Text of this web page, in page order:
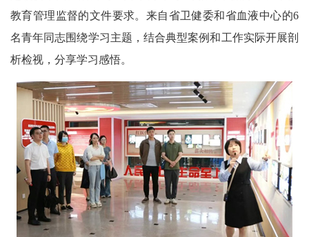
教育管理监督的文件要求。来自省卫健委和省血液中心的6
名青年同志围绕学习主题，结合典型案例和工作实际开展剖
析检视，分享学习感悟。